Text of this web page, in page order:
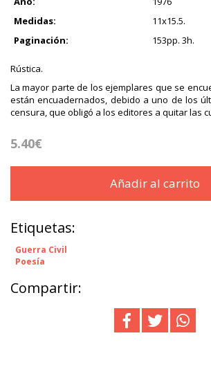
Medidas:
11x15.5.
Paginación:
153pp. 3h.
Rústica.
La mayor parte de los ejemplares que se
están encuadernados, debido a uno de los
censura, que obligó a los editores a quitar las
5.40€
Añadir al carrito
Etiquetas:
Guerra Civil
Poesía
Compartir: